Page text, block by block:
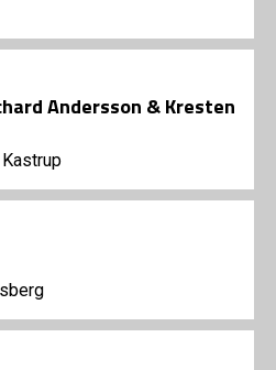
Andersson & Kresten